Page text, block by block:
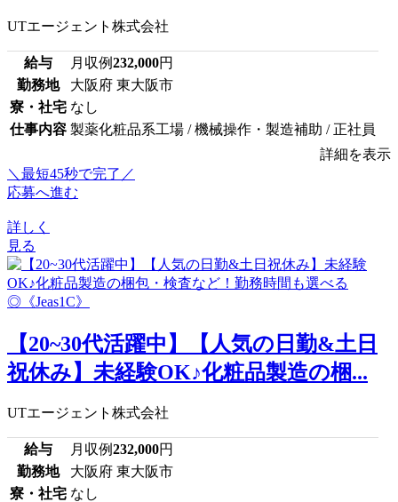
UTエージェント株式会社
給与 月収例232,000円
勤務地
大阪府 東大阪市
寮・社宅 なし
仕事内容 製薬化粧品系工場 / 機械操作・製造補助 / 正社員
詳細を表示
＼最短45秒で完了／
応募へ進む
詳しく
見る
【20~30代活躍中】【人気の日勤&土日
祝休み】未経験OK♪化粧品製造の梱...
UTエージェント株式会社
給与 月収例232,000円
勤務地
大阪府 東大阪市
寮・社宅 なし